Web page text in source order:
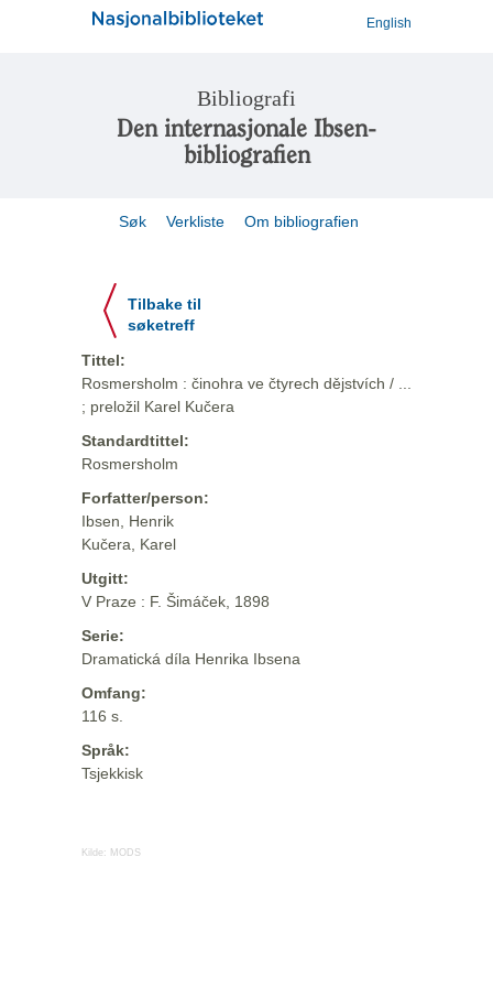
English
Bibliografi
Den internasjonale Ibsen-
bibliografien
Søk Verkliste Om bibliografien
Tilbake til
søketreff
Tittel:
Rosmersholm : činohra ve čtyrech dějstvích / ...
; preložil Karel Kučera
Standardtittel:
Rosmersholm
Forfatter/person:
Ibsen, Henrik
Kučera, Karel
Utgitt:
V Praze : F. Šimáček, 1898
Serie:
Dramatická díla Henrika Ibsena
Omfang:
116 s.
Språk:
Tsjekkisk
Kilde: MODS